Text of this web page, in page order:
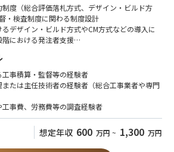
制度（総合評価落札方式、デザイン・ビルド方
・検査制度に関わる制度設計
デザイン・ビルド方式やCM方式などの導入に
における発注者支援
算出に必要な建設資材価格や⼯事費等の調査
に関する検討、歩掛・諸経費の調査・解析
やDXの推進支援
省、総務省、農林水産省など）
団
路、JR東日本、東京ガスなど）
工事積算・監督等の経験者
または主任技術者の経験者（総合工事業者や専門
工事費、労務費等の調査経験者
想定年収 600 万円 ~ 1,300 万円